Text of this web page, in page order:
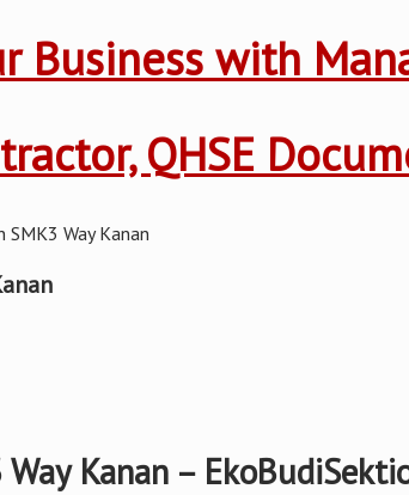
Business with
QHSE
SMK3 Way Kanan
Kanan –